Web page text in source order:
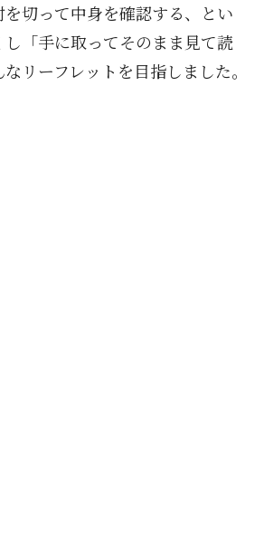
を切って中身を確認する、とい
し「手に取ってそのまま見て読
リーフレットを目指しました。